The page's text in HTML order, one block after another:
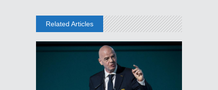
Related Articles